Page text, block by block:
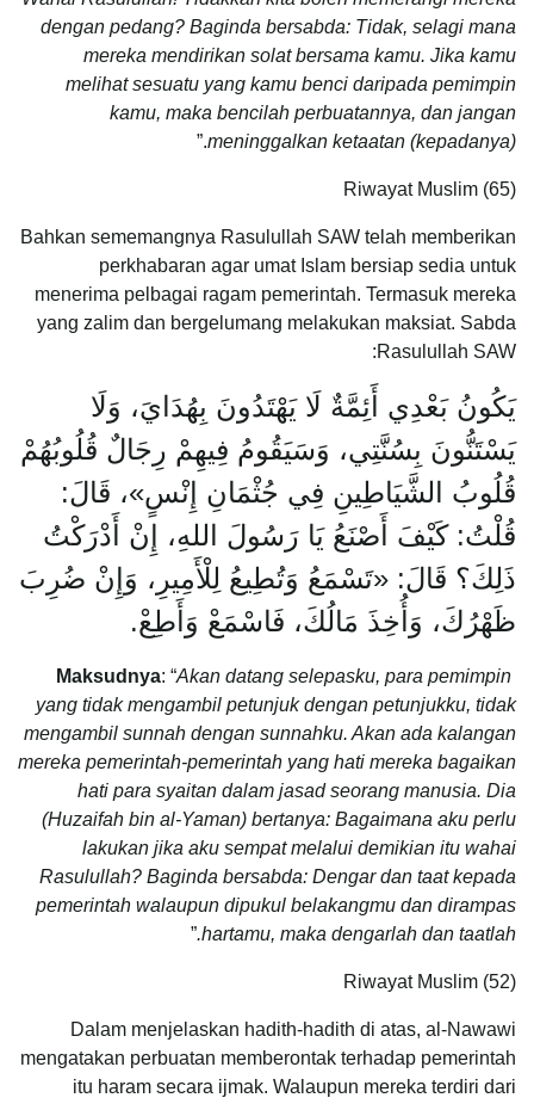
dengan pedang? Baginda bersabda: Tidak, selagi mana
mereka mendirikan solat bersama kamu. Jika kamu
melihat sesuatu yang kamu benci daripada pemimpin
kamu, maka bencilah perbuatannya, dan jangan
meninggalkan ketaatan (kepadanya)
.”
Riwayat Muslim (65)
Bahkan sememangnya Rasulullah SAW telah memberikan
perkhabaran agar umat Islam bersiap sedia untuk
menerima pelbagai ragam pemerintah. Termasuk mereka
yang zalim dan bergelumang melakukan maksiat. Sabda
Rasulullah SAW:
يَكُونُ بَعْدِي أَئِمَّةٌ لَا يَهْتَدُونَ بِهُدَايَ، وَلَا
يَسْتَنُّونَ بِسُنَّتِي، وَسَيَقُومُ فِيهِمْ رِجَالٌ قُلُوبُهُمْ
قُلُوبُ الشَّيَاطِينِ فِي جُثْمَانِ إِنْسٍ»، قَالَ:
قُلْتُ: كَيْفَ أَصْنَعُ يَا رَسُولَ اللهِ، إِنْ أَدْرَكْتُ
ذَلِكَ؟ قَالَ: «تَسْمَعُ وَتُطِيعُ لِلْأَمِيرِ، وَإِنْ ضُرِبَ
ظَهْرُكَ، وَأُخِذَ مَالُكَ، فَاسْمَعْ وَأَطِعْ.
Maksudnya: “Akan datang selepasku, para pemimpin
yang tidak mengambil petunjuk dengan petunjukku, tidak
mengambil sunnah dengan sunnahku. Akan ada kalangan
mereka pemerintah-pemerintah yang hati mereka bagaikan
hati para syaitan dalam jasad seorang manusia. Dia
(Huzaifah bin al-Yaman) bertanya: Bagaimana aku perlu
lakukan jika aku sempat melalui demikian itu wahai
Rasulullah? Baginda bersabda: Dengar dan taat kepada
pemerintah walaupun dipukul belakangmu dan dirampas
hartamu, maka dengarlah dan taatlah.
”
Riwayat Muslim (52)
Dalam menjelaskan hadith-hadith di atas, al-Nawawi
mengatakan perbuatan memberontak terhadap pemerintah
itu haram secara ijmak. Walaupun mereka terdiri dari